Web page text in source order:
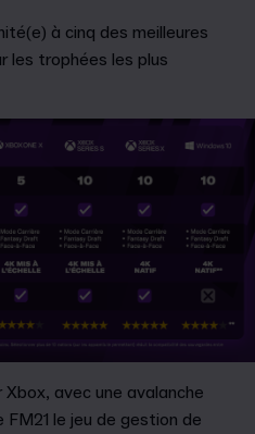
à cinq des meilleures
les trophées les plus
avec une avalanche
le jeu de gestion de